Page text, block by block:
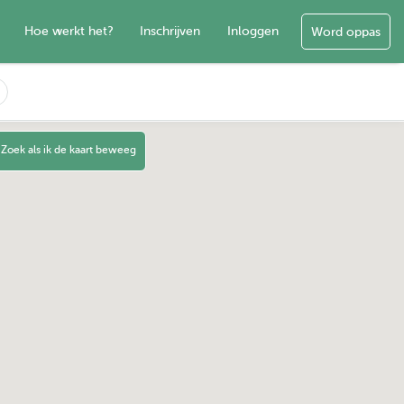
Hoe werkt het? Inschrijven Inloggen Word oppas
Zoek als ik de kaart beweeg